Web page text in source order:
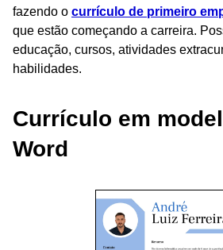
fazendo o currículo de primeiro
que estão começando a carreira.
educação, cursos, atividades
habilidades.
Currículo em
Word